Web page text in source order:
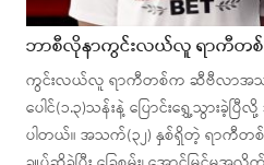
ဘာစီလိုနာကွင်းလယ်လူ ရာကီတ
ကွင်းလယ်လူ ရာကီတစ်က ဆီဗီလာအသင်း
ပေါင်(၁.၃)သန်းနဲ့ ပြောင်းရွှေ့သွားခဲ့
ပါတယ်။ အသက်(၃၂) နှစ်ရှိတဲ့ ရာကီတစ်